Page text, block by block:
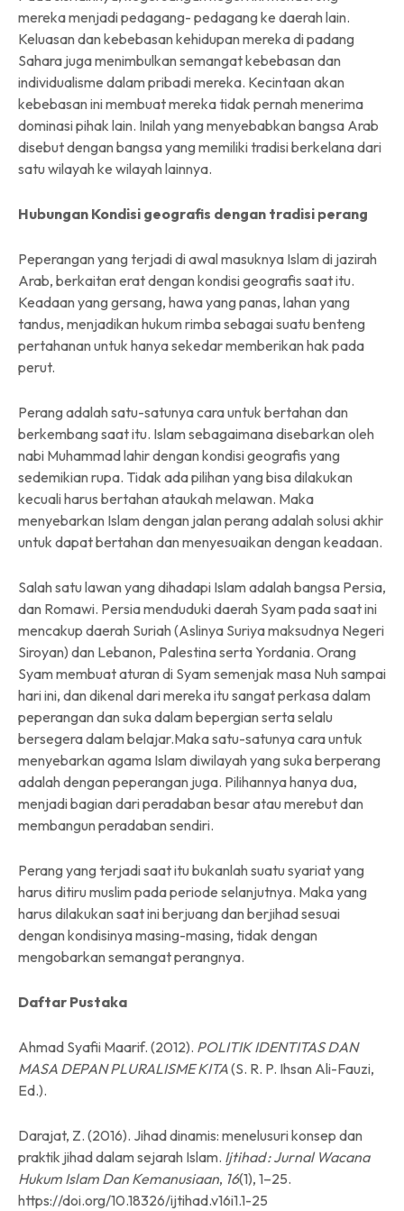
mereka menjadi pedagang- pedagang ke daerah lain.
Keluasan dan kebebasan kehidupan mereka di padang
Sahara juga menimbulkan semangat kebebasan dan
individualisme dalam pribadi mereka. Kecintaan akan
kebebasan ini membuat mereka tidak pernah menerima
dominasi pihak lain. Inilah yang menyebabkan bangsa Arab
disebut dengan bangsa yang memiliki tradisi berkelana dari
satu wilayah ke wilayah lainnya.
Hubungan Kondisi geografis dengan tradisi perang
Peperangan yang terjadi di awal masuknya Islam di jazirah
Arab, berkaitan erat dengan kondisi geografis saat itu.
Keadaan yang gersang, hawa yang panas, lahan yang
tandus, menjadikan hukum rimba sebagai suatu benteng
pertahanan untuk hanya sekedar memberikan hak pada
perut.
Perang adalah satu-satunya cara untuk bertahan dan
berkembang saat itu. Islam sebagaimana disebarkan oleh
nabi Muhammad lahir dengan kondisi geografis yang
sedemikian rupa. Tidak ada pilihan yang bisa dilakukan
kecuali harus bertahan ataukah melawan. Maka
menyebarkan Islam dengan jalan perang adalah solusi akhir
untuk dapat bertahan dan menyesuaikan dengan keadaan.
Salah satu lawan yang dihadapi Islam adalah bangsa Persia,
dan Romawi. Persia menduduki daerah Syam pada saat ini
mencakup daerah Suriah (Aslinya Suriya maksudnya Negeri
Siroyan) dan Lebanon, Palestina serta Yordania. Orang
Syam membuat aturan di Syam semenjak masa Nuh sampai
hari ini, dan dikenal dari mereka itu sangat perkasa dalam
peperangan dan suka dalam bepergian serta selalu
bersegera dalam belajar.Maka satu-satunya cara untuk
menyebarkan agama Islam diwilayah yang suka berperang
adalah dengan peperangan juga. Pilihannya hanya dua,
menjadi bagian dari peradaban besar atau merebut dan
membangun peradaban sendiri.
Perang yang terjadi saat itu bukanlah suatu syariat yang
harus ditiru muslim pada periode selanjutnya. Maka yang
harus dilakukan saat ini berjuang dan berjihad sesuai
dengan kondisinya masing-masing, tidak dengan
mengobarkan semangat perangnya.
Daftar Pustaka
Ahmad Syafii Maarif. (2012). POLITIK IDENTITAS DAN
MASA DEPAN PLURALISME KITA(S. R. P. Ihsan Ali-Fauzi,
Ed.).
Darajat, Z. (2016). Jihad dinamis: menelusuri konsep dan
praktik jihad dalam sejarah Islam. Ijtihad : Jurnal Wacana
Hukum Islam Dan Kemanusiaan, 16(1), 1–25.
https://doi.org/10.18326/ijtihad.v16i1.1-25